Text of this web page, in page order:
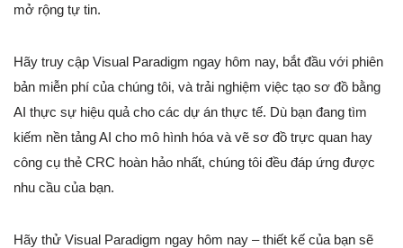
mở rộng tự tin.
Hãy truy cập Visual Paradigm ngay hôm nay, bắt đầu với phiên
bản miễn phí của chúng tôi, và trải nghiệm việc tạo sơ đồ bằng
AI thực sự hiệu quả cho các dự án thực tế. Dù bạn đang tìm
kiếm nền tảng AI cho mô hình hóa và vẽ sơ đồ trực quan hay
công cụ thẻ CRC hoàn hảo nhất, chúng tôi đều đáp ứng được
nhu cầu của bạn.
Hãy thử Visual Paradigm ngay hôm nay – thiết kế của bạn sẽ